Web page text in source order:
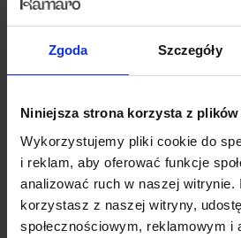
Zgoda Szczegóły
Niniejsza strona korzysta z
Wykorzystujemy pliki cookie do
i reklam, aby oferować funkcje
analizować ruch w naszej witrynie.
korzystasz z naszej witryny,
społecznościowym, reklamowym i
Kolekcja dywanów Magic Home łączy w
najnowsze trendy orazniezwykle wysoki
Kolekcja zawiera
oryginalne i wyraziste
idealnie pasują do nowoczesnych
funkcjonalność. Dywany Magic Home
wyjątkowych cech takich jak wbudowany
czy możliwość prania w pralce, dzięki
jest wygodne i praktyczne. Przyjemne w
gamie rozmiarów i kolorów – wybierz
Twojego wnętrza.